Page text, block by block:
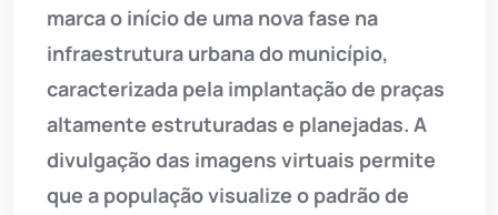
marca o início de uma nova fase na
infraestrutura urbana do município,
caracterizada pela implantação de praças
altamente estruturadas e planejadas. A
divulgação das imagens virtuais permite
que a população visualize o padrão de